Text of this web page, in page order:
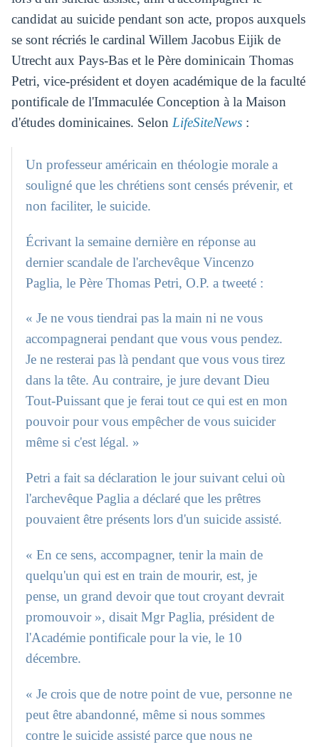
candidat au suicide pendant son acte, propos auxquels
se sont récriés le cardinal Willem Jacobus Eijik de
Utrecht aux Pays-Bas et le Père dominicain Thomas
Petri, vice-président et doyen académique de la faculté
pontificale de l'Immaculée Conception à la Maison
d'études dominicaines. Selon LifeSiteNews :
Un professeur américain en théologie morale a
souligné que les chrétiens sont censés prévenir, et
non faciliter, le suicide.
Écrivant la semaine dernière en réponse au
dernier scandale de l'archevêque Vincenzo
Paglia, le Père Thomas Petri, O.P. a tweeté :
« Je ne vous tiendrai pas la main ni ne vous
accompagnerai pendant que vous vous pendez.
Je ne resterai pas là pendant que vous vous tirez
dans la tête. Au contraire, je jure devant Dieu
Tout-Puissant que je ferai tout ce qui est en mon
pouvoir pour vous empêcher de vous suicider
même si c'est légal. »
Petri a fait sa déclaration le jour suivant celui où
l'archevêque Paglia a déclaré que les prêtres
pouvaient être présents lors d'un suicide assisté.
« En ce sens, accompagner, tenir la main de
quelqu'un qui est en train de mourir, est, je
pense, un grand devoir que tout croyant devrait
promouvoir », disait Mgr Paglia, président de
l'Académie pontificale pour la vie, le 10
décembre.
« Je crois que de notre point de vue, personne ne
peut être abandonné, même si nous sommes
contre le suicide assisté parce que nous ne